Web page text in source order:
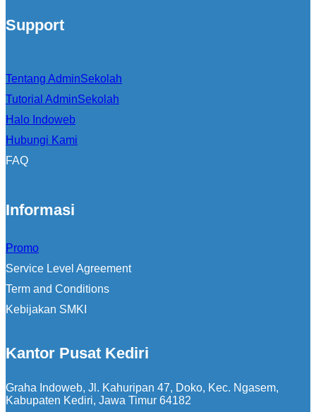
Support
Tentang AdminSekolah
Tutorial AdminSekolah
Halo Indoweb
Hubungi Kami
FAQ
Informasi
Promo
Service Level Agreement
Term and Conditions
Kebijakan SMKI
Kantor Pusat Kediri
Graha Indoweb, Jl. Kahuripan 47, Doko, Kec. Ngasem,
Kabupaten Kediri, Jawa Timur 64182